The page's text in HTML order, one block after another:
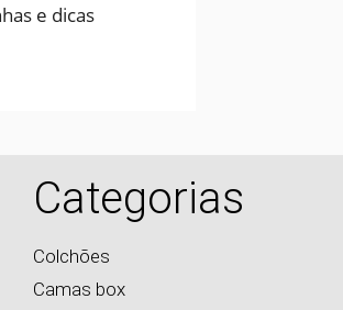
e dicas
Categorias
Colchões
Camas box